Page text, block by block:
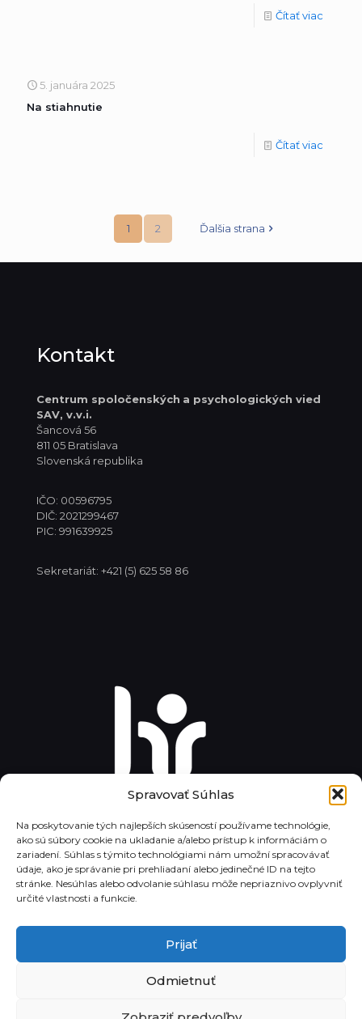
Spravovať Súhlas
Na poskytovanie tých najlepších skúseností používame technológie,
ako sú súbory cookie na ukladanie a/alebo prístup k informáciám o
zariadení. Súhlas s týmito technológiami nám umožní spracovávať
údaje, ako je správanie pri prehliadaní alebo jedinečné ID na tejto
stránke. Nesúhlas alebo odvolanie súhlasu môže nepriaznivo ovplyvniť
určité vlastnosti a funkcie.
Prijať
Odmietnuť
Čítať viac
5. januára 2025
Na stiahnutie
Čítať viac
1 2 Ďalšia strana
Kontakt
Centrum spoločenských a psychologických vied
SAV, v.v.i.
Šancová 56
811 05 Bratislava
Slovenská republika
IČO: 00596795
DIČ: 2021299467
PIC: 991639925
Sekretariát: +421 (5) 625 58 86
© 2015 - 2025 CSPV Všetky práva vyhradené